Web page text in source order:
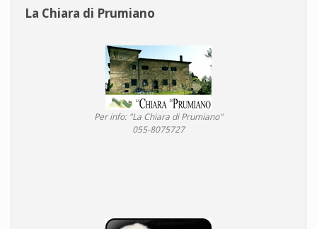
La Chiara di Prumiano
Per info: "La Chiara di Prumiano"
055-8075727